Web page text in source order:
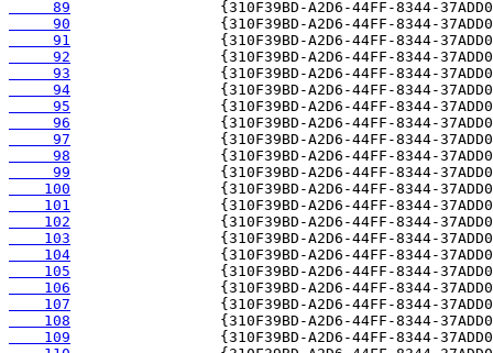
     89
     90
     91
     92
     93
     94
     95
     96
     97
     98
     99
    100
    101
    102
    103
    104
    105
    106
    107
    108
    109